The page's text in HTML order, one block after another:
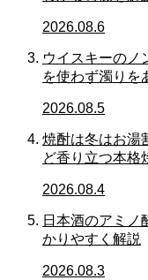
2026.08.6
ウイスキーのノ
を使わず濁りを
2026.08.5
焼酎は冬はお湯
ど香り立つ本格
2026.08.4
日本酒のアミノ
かりやすく解説
2026.08.3